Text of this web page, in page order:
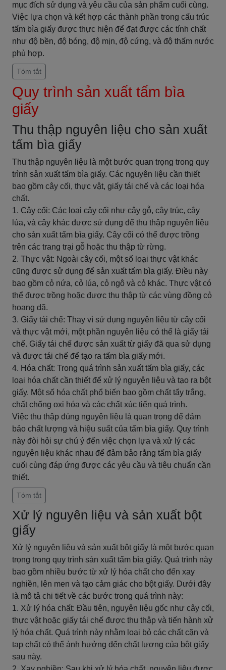
mục đích sử dụng và yêu cầu của sản phẩm cuối cùng.
Việc lựa chọn và kết hợp các thành phần trong cấu trúc
tấm bìa giấy được thực hiện để đạt được các tính chất
như độ bền, độ bóng, độ mịn, độ cứng, và độ thấm nước
phù hợp.
Tóm tắt
Quy trình sản xuất tấm bìa
giấy
Thu thập nguyên liệu cho sản xuất
tấm bìa giấy
Thu thập nguyên liệu là một bước quan trọng trong quy
trình sản xuất tấm bìa giấy. Các nguyên liệu cần thiết
bao gồm cây cối, thực vật, giấy tái chế và các loại hóa
chất.
1. Cây cối: Các loại cây cối như cây gỗ, cây trúc, cây
lúa, và cây khác được sử dụng để thu thập nguyên liệu
cho sản xuất tấm bìa giấy. Cây cối có thể được trồng
trên các trang trại gỗ hoặc thu thập từ rừng.
2. Thực vật: Ngoài cây cối, một số loại thực vật khác
cũng được sử dụng để sản xuất tấm bìa giấy. Điều này
bao gồm cỏ nứa, cỏ lúa, cỏ ngô và cỏ khác. Thực vật có
thể được trồng hoặc được thu thập từ các vùng đồng cỏ
hoang dã.
3. Giấy tái chế: Thay vì sử dụng nguyên liệu từ cây cối
và thực vật mới, một phần nguyên liệu có thể là giấy tái
chế. Giấy tái chế được sản xuất từ giấy đã qua sử dụng
và được tái chế để tạo ra tấm bìa giấy mới.
4. Hóa chất: Trong quá trình sản xuất tấm bìa giấy, các
loại hóa chất cần thiết để xử lý nguyên liệu và tạo ra bột
giấy. Một số hóa chất phổ biến bao gồm chất tẩy trắng,
chất chống oxi hóa và các chất xúc tiến quá trình.
Việc thu thập đúng nguyên liệu là quan trọng để đảm
bảo chất lượng và hiệu suất của tấm bìa giấy. Quy trình
này đòi hỏi sự chú ý đến việc chọn lựa và xử lý các
nguyên liệu khác nhau để đảm bảo rằng tấm bìa giấy
cuối cùng đáp ứng được các yêu cầu và tiêu chuẩn cần
thiết.
Tóm tắt
Xử lý nguyên liệu và sản xuất bột
giấy
Xử lý nguyên liệu và sản xuất bột giấy là một bước quan
trọng trong quy trình sản xuất tấm bìa giấy. Quá trình này
bao gồm nhiều bước từ xử lý hóa chất cho đến xay
nghiền, lên men và tạo cảm giác cho bột giấy. Dưới đây
là mô tả chi tiết về các bước trong quá trình này:
1. Xử lý hóa chất: Đầu tiên, nguyên liệu gốc như cây cối,
thực vật hoặc giấy tái chế được thu thập và tiến hành xử
lý hóa chất. Quá trình này nhằm loại bỏ các chất cặn và
tạp chất có thể ảnh hưởng đến chất lượng của bột giấy
sau này.